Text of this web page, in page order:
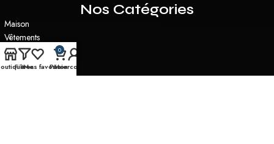
Nos Catégories
Maison
Vêtements
Santé & Beauté
Plantes Artificielles
FiltresMes favoris
0
Panier
Mon compte